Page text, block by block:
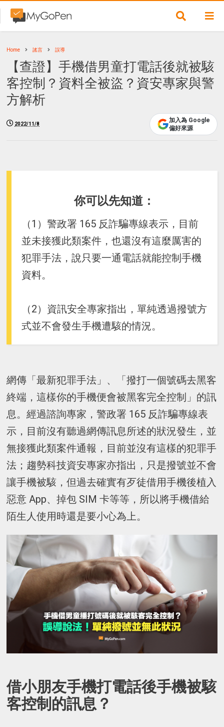
Home 謠言 誤導
【查證】手機借男童打電話後就被駭
客控制？資料全被盜？資安專家與警
方解析
2022/11/8
加入為 Google
偏好來源
你可以先知道：
（1）警政署 165 反詐騙專線表示，目前
並未接獲此類案件，也還沒有這麼厲害的
犯罪手法，說只要一通電話就能控制手機
資料。
（2）資訊安全專家指出，單純透過撥號方
式並不會發生手機遭駭的情況。
網傳「最新犯罪手法」、「撥打一個號碼去黑客
終端，這樣你的手機便會被黑客完全控制」的訊
息。經過諮詢專家，警政署 165 反詐騙專線表
示，目前沒有聽過網傳訊息所述的狀況發生，並
無接獲此類案件通報，目前並沒有這樣的犯罪手
法；趨勢科技資安專家亦指出，只是撥號並不會
讓手機被駭，但過去確實有歹徒借用手機後植入
惡意 App、掉包 SIM 卡等等，所以將手機借給
陌生人使用時還是要小心為上。
借小朋友手機打電話後手機被駭
客控制的訊息？